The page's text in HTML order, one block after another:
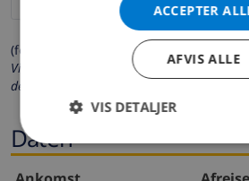
(felter markeret med * er obligatoriske)
Vi beskytter dit privatliv. Dine personlige
delt med andre.
Daten
ACCEPTER
AFVIS ALLE
VIS DETALJER